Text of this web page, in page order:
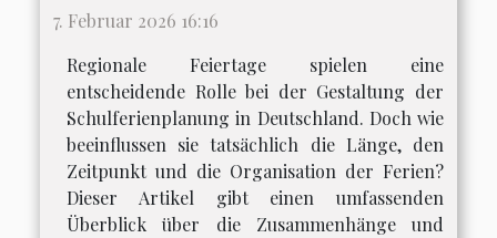
7. Februar 2026 16:16
Regionale Feiertage spielen eine
entscheidende Rolle bei der Gestaltung der
Schulferienplanung in Deutschland. Doch wie
beeinflussen sie tatsächlich die Länge, den
Zeitpunkt und die Organisation der Ferien?
Dieser Artikel gibt einen umfassenden
Überblick über die Zusammenhänge und